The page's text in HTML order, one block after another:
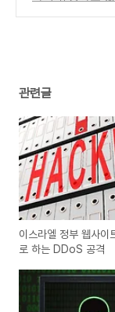
관련글
이스라엘 정부 웹사이
로 하는 DDoS 공격